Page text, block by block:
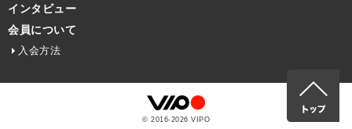
インタビュー
会員について
入会方法
© 2016-2026 VIPO